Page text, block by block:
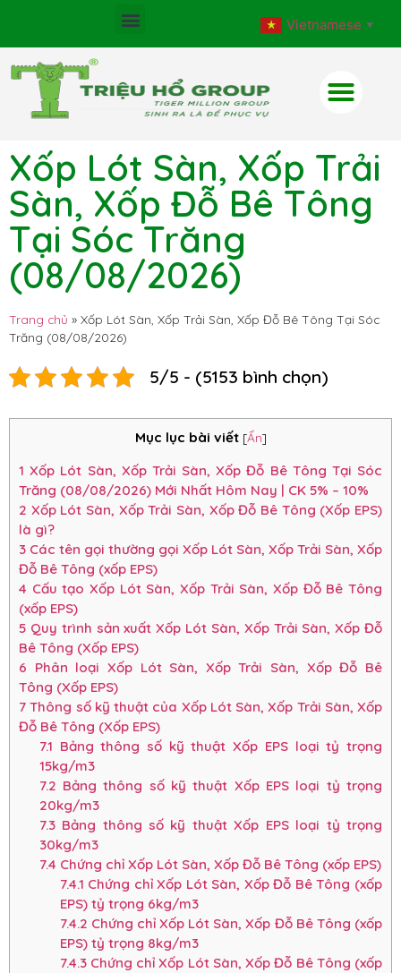
Vietnamese ▼
Xốp Lót Sàn, Xốp Trải
Sàn, Xốp Đỗ Bê Tông
Tại Sóc Trăng
(08/08/2026)
Trang chủ » Xốp Lót Sàn, Xốp Trải Sàn, Xốp Đỗ Bê Tông Tại Sóc
Trăng (08/08/2026)
5/5 - (5153 bình chọn)
Mục lục bài viết [Ẩn]
1 Xốp Lót Sàn, Xốp Trải Sàn, Xốp Đỗ Bê Tông Tại Sóc
Trăng (08/08/2026) Mới Nhất Hôm Nay | CK 5% – 10%
2 Xốp Lót Sàn, Xốp Trải Sàn, Xốp Đỗ Bê Tông (Xốp EPS)
là gì?
3 Các tên gọi thường gọi Xốp Lót Sàn, Xốp Trải Sàn, Xốp
Đỗ Bê Tông (xốp EPS)
4 Cấu tạo Xốp Lót Sàn, Xốp Trải Sàn, Xốp Đỗ Bê Tông
(xốp EPS)
5 Quy trình sản xuất Xốp Lót Sàn, Xốp Trải Sàn, Xốp Đỗ
Bê Tông (Xốp EPS)
6 Phân loại Xốp Lót Sàn, Xốp Trải Sàn, Xốp Đỗ Bê
Tông (Xốp EPS)
7 Thông số kỹ thuật của Xốp Lót Sàn, Xốp Trải Sàn, Xốp
Đỗ Bê Tông (Xốp EPS)
7.1 Bảng thông số kỹ thuật Xốp EPS loại tỷ trọng
15kg/m3
7.2 Bảng thông số kỹ thuật Xốp EPS loại tỷ trọng
20kg/m3
7.3Bảng thông số kỹ thuật Xốp EPS loại tỷ trọng
30kg/m3
7.4 Chứng chỉ Xốp Lót Sàn, Xốp Đỗ Bê Tông (xốp EPS)
7.4.1 Chứng chỉ Xốp Lót Sàn, Xốp Đỗ Bê Tông (xốp
EPS) tỷ trọng 6kg/m3
7.4.2 Chứng chỉ Xốp Lót Sàn, Xốp Đỗ Bê Tông (xốp
EPS) tỷ trọng 8kg/m3
7.4.3Chứng chỉ Xốp Lót Sàn, Xốp Đỗ Bê Tông (xốp